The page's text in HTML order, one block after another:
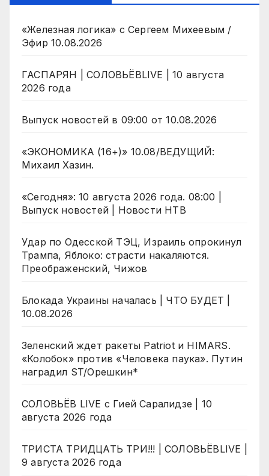
«Железная логика» с Сергеем Михеевым /
Эфир 10.08.2026
ГАСПАРЯН | СОЛОВЬЁВLIVE | 10 августа
2026 года
Выпуск новостей в 09:00 от 10.08.2026
«ЭКОНОМИКА (16+)» 10.08/ВЕДУЩИЙ:
Михаил Хазин.
«Сегодня»: 10 августа 2026 года. 08:00 |
Выпуск новостей | Новости НТВ
Удар по Одесской ТЭЦ, Израиль опрокинул
Трампа, Яблоко: страсти накаляются.
Преображенский, Чижов
Блокада Украины началась | ЧТО БУДЕТ |
10.08.2026
Зеленский ждет ракеты Patriot и HIMARS.
«Колобок» против «Человека паука». Путин
наградил ST/Орешкин*
СОЛОВЬЁВ LIVE с Гией Саралидзе | 10
августа 2026 года
ТРИСТА ТРИДЦАТЬ ТРИ!!! | СОЛОВЬЁВLIVE |
9 августа 2026 года